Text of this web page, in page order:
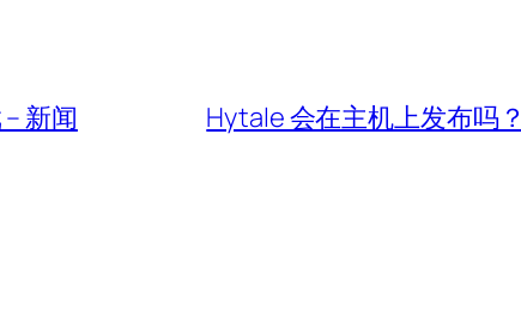
新闻 Hytale 会在主机上发布吗